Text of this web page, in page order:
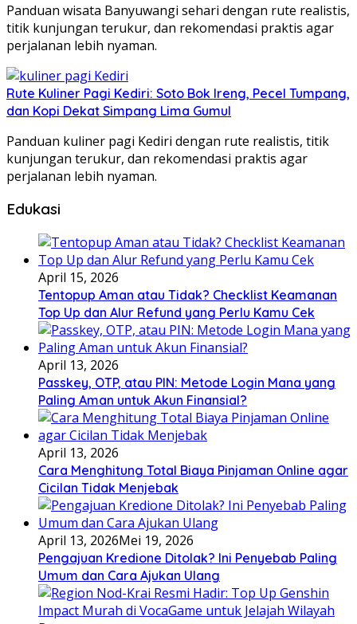
Panduan wisata Banyuwangi sehari dengan rute realistis,
titik kunjungan terukur, dan rekomendasi praktis agar
perjalanan lebih nyaman.
Rute Kuliner Pagi Kediri: Soto Bok Ireng, Pecel Tumpang,
dan Kopi Dekat Simpang Lima Gumul
Panduan kuliner pagi Kediri dengan rute realistis, titik
kunjungan terukur, dan rekomendasi praktis agar
perjalanan lebih nyaman.
Edukasi
April 15, 2026
Tentopup Aman atau Tidak? Checklist Keamanan
Top Up dan Alur Refund yang Perlu Kamu Cek
April 13, 2026
Passkey, OTP, atau PIN: Metode Login Mana yang
Paling Aman untuk Akun Finansial?
April 13, 2026
Cara Menghitung Total Biaya Pinjaman Online agar
Cicilan Tidak Menjebak
April 13, 2026Mei 19, 2026
Pengajuan Kredione Ditolak? Ini Penyebab Paling
Umum dan Cara Ajukan Ulang